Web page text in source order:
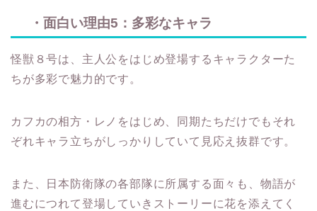
・面白い理由5：多彩なキャラ
怪獣８号は、主人公をはじめ登場するキャラクターた
ちが多彩で魅力的です。
カフカの相方・レノをはじめ、同期たちだけでもそれ
ぞれキャラ立ちがしっかりしていて見応え抜群です。
また、日本防衛隊の各部隊に所属する面々も、物語が
進むにつれて登場していきストーリーに花を添えてく